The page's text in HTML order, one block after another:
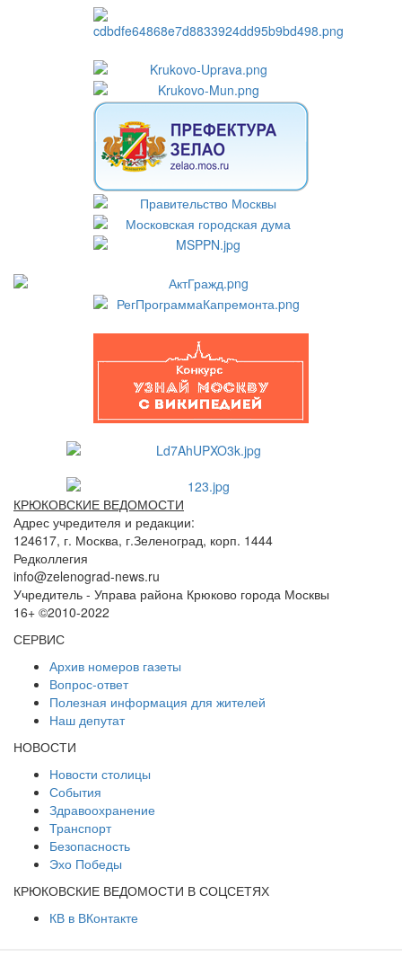
КРЮКОВСКИЕ ВЕДОМОСТИ
Адрес учредителя и редакции:
124617, г. Москва, г.Зеленоград, корп. 1444
Редколлегия
info@zelenograd-news.ru
Учредитель - Управа района Крюково города Москвы
16+ ©2010-2022
СЕРВИС
Архив номеров газеты
Вопрос-ответ
Полезная информация для жителей
Наш депутат
НОВОСТИ
Новости столицы
События
Здравоохранение
Транспорт
Безопасность
Эхо Победы
КРЮКОВСКИЕ ВЕДОМОСТИ В СОЦСЕТЯХ
КВ в ВКонтакте